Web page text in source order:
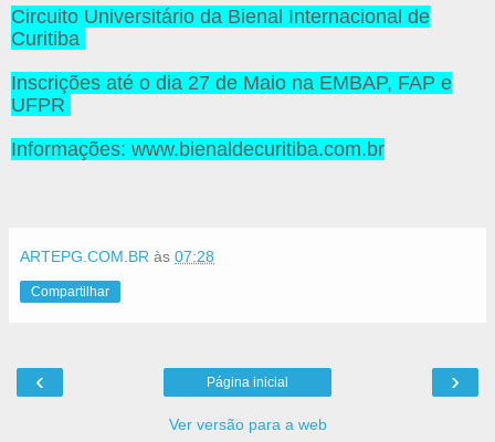
Circuito Universitário da Bienal Internacional de
Curitiba
Inscrições até o dia 27 de Maio na EMBAP, FAP e
UFPR
Informações: www.bienaldecuritiba.com.br
ARTEPG.COM.BR às 07:28
Compartilhar
‹ ›
Página inicial
Ver versão para a web